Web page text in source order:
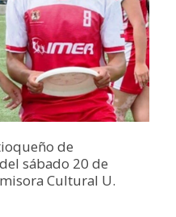
de
sábado 20 de
Cultural U.